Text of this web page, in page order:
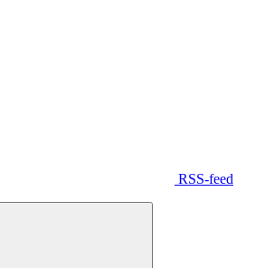
RSS-feed